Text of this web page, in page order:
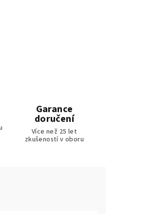
Garance
doručení
Více než 25 let
zkušeností v oboru